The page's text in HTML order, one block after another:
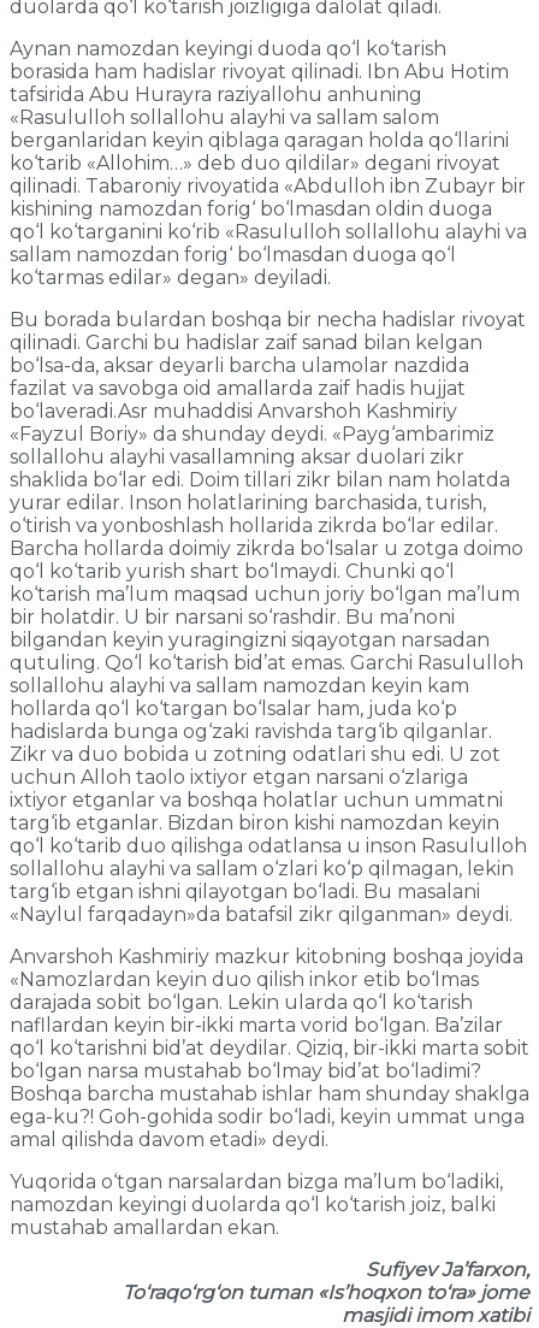
duolarda qo‘l ko‘tarish joizligiga dalolat qiladi.
Aynan namozdan keyingi duoda qo‘l ko‘tarish
borasida ham hadislar rivoyat qilinadi. Ibn Abu Hotim
tafsirida Abu Hurayra raziyallohu anhuning
«Rasululloh sollallohu alayhi va sallam salom
berganlaridan keyin qiblaga qaragan holda qo‘llarini
ko‘tarib «Allohim…» deb duo qildilar» degani rivoyat
qilinadi. Tabaroniy rivoyatida «Abdulloh ibn Zubayr bir
kishining namozdan forig‘ bo‘lmasdan oldin duoga
qo‘l ko‘targanini ko‘rib «Rasululloh sollallohu alayhi va
sallam namozdan forig‘ bo‘lmasdan duoga qo‘l
ko‘tarmas edilar» degan» deyiladi.
Bu borada bulardan boshqa bir necha hadislar rivoyat
qilinadi. Garchi bu hadislar zaif sanad bilan kelgan
bo‘lsa-da, aksar deyarli barcha ulamolar nazdida
fazilat va savobga oid amallarda zaif hadis hujjat
bo‘laveradi.Asr muhaddisi Anvarshoh Kashmiriy
«Fayzul Boriy» da shunday deydi. «Payg‘ambarimiz
sollallohu alayhi vasallamning aksar duolari zikr
shaklida bo‘lar edi. Doim tillari zikr bilan nam holatda
yurar edilar. Inson holatlarining barchasida, turish,
o‘tirish va yonboshlash hollarida zikrda bo‘lar edilar.
Barcha hollarda doimiy zikrda bo‘lsalar u zotga doimo
qo‘l ko‘tarib yurish shart bo‘lmaydi. Chunki qo‘l
ko‘tarish ma’lum maqsad uchun joriy bo‘lgan ma’lum
bir holatdir. U bir narsani so‘rashdir. Bu ma’noni
bilgandan keyin yuragingizni siqayotgan narsadan
qutuling. Qo‘l ko‘tarish bid’at emas. Garchi Rasululloh
sollallohu alayhi va sallam namozdan keyin kam
hollarda qo‘l ko‘targan bo‘lsalar ham, juda ko‘p
hadislarda bunga og‘zaki ravishda targ‘ib qilganlar.
Zikr va duo bobida u zotning odatlari shu edi. U zot
uchun Alloh taolo ixtiyor etgan narsani o‘zlariga
ixtiyor etganlar va boshqa holatlar uchun ummatni
targ‘ib etganlar. Bizdan biron kishi namozdan keyin
qo‘l ko‘tarib duo qilishga odatlansa u inson Rasululloh
sollallohu alayhi va sallam o‘zlari ko‘p qilmagan, lekin
targ‘ib etgan ishni qilayotgan bo‘ladi. Bu masalani
«Naylul farqadayn»da batafsil zikr qilganman» deydi.
Anvarshoh Kashmiriy mazkur kitobning boshqa joyida
«Namozlardan keyin duo qilish inkor etib bo‘lmas
darajada sobit bo‘lgan. Lekin ularda qo‘l ko‘tarish
nafllardan keyin bir-ikki marta vorid bo‘lgan. Ba’zilar
qo‘l ko‘tarishni bid’at deydilar. Qiziq, bir-ikki marta sobit
bo‘lgan narsa mustahab bo‘lmay bid’at bo‘ladimi?
Boshqa barcha mustahab ishlar ham shunday shaklga
ega-ku?! Goh-gohida sodir bo‘ladi, keyin ummat unga
amal qilishda davom etadi» deydi.
Yuqorida o‘tgan narsalardan bizga ma’lum bo‘ladiki,
namozdan keyingi duolarda qo‘l ko‘tarish joiz, balki
mustahab amallardan ekan.
Sufiyev Ja’farxon,
To‘raqo‘rg‘on tuman «Is’hoqxon to‘ra» jome
masjidi imom xatibi